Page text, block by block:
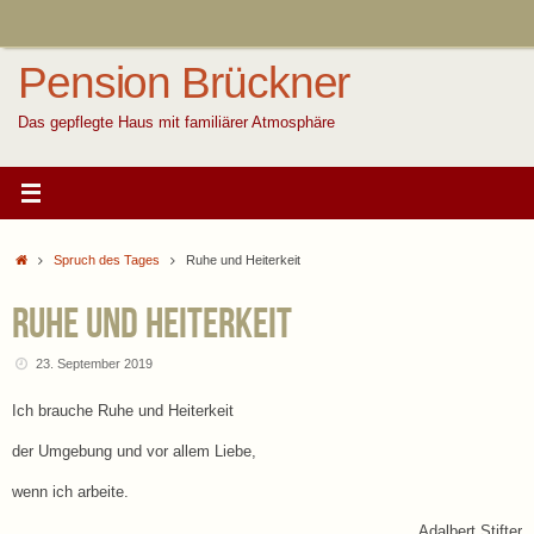
Pension Brückner
Das gepflegte Haus mit familiärer Atmosphäre
StartSpruch des Tages Ruhe und Heiterkeit
Ruhe und Heiterkeit
23. September 2019
Ich brauche Ruhe und Heiterkeit
der Umgebung und vor allem Liebe,
wenn ich arbeite.